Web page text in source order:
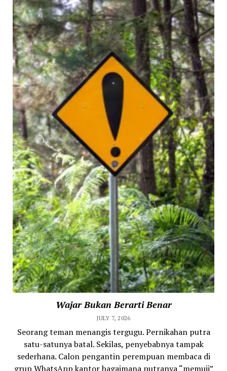
Wajar Bukan Berarti Benar
JULY 7, 2026
Seorang teman menangis tergugu. Pernikahan putra
satu-satunya batal. Sekilas, penyebabnya tampak
sederhana. Calon pengantin perempuan membaca di
grup WhatsApp kantor bagaimana putranya “memuji”